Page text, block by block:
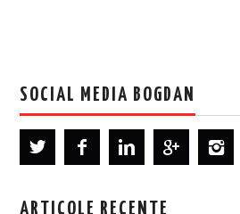
SOCIAL MEDIA BOGDAN
ARTICOLE RECENTE